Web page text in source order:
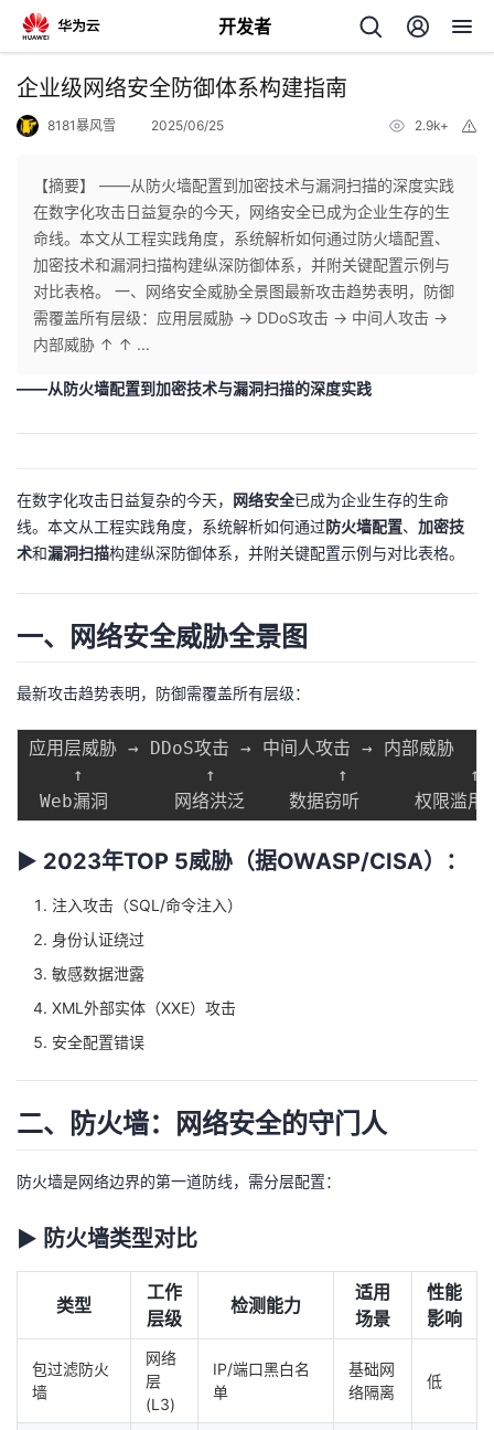
开发者
返
个
人
我
者
的
博
客
我
的
论
坛
我
的
圈
子
我
的
直
播
我
的
活
我
的
注
我
开
者
学
堂
的
课
我
的
我
的
我
支
持
我
技
术
的
云
企业级网络安全防御体系构建指南
8181暴风雪 2025/06/25 2.9k+
【摘要】 ——从防火墙配置到加密技术与漏洞扫描的深度实践
在数字化攻击日益复杂的今天，网络安全已成为企业生存的生
命线。本文从工程实践角度，系统解析如何通过防火墙配置、
加密技术和漏洞扫描构建纵深防御体系，并附关键配置示例与
对比表格。 一、网络安全威胁全景图最新攻击趋势表明，防御
需覆盖所有层级：应用层威胁 → DDoS攻击 → 中间人攻击 →
内部威胁 ↑ ↑ ...
——从防火墙配置到加密技术与漏洞扫描的深度实践
在数字化攻击日益复杂的今天， 网络安全已成为企业生存的生命
线。本文从工程实践角度，系统解析如何通过防火墙配置、 加密技
术和漏洞扫描构建纵深防御体系，并附关键配置示例与对比表格。
一、网络安全威胁全景图
最新攻击趋势表明，防御需覆盖所有层级：
应用层威胁 → DDoS攻击 → 中间人攻击 → 内部威胁
    ↑           ↑           ↑           ↑
▶ 2023年TOP 5威胁（据OWASP/CISA）：
注入攻击（SQL/命令注入）
身份认证绕过
敏感数据泄露
XML外部实体（XXE）攻击
安全配置错误
二、防火墙：网络安全的守门人
防火墙是网络边界的第一道防线，需分层配置：
▶ 防火墙类型对比
类型
工作
层级
检测能力
适用
场景
性能
影响
包过滤防火
墙
网络
层
(L3)
IP/端口黑白名
单
基础网
络隔离
低